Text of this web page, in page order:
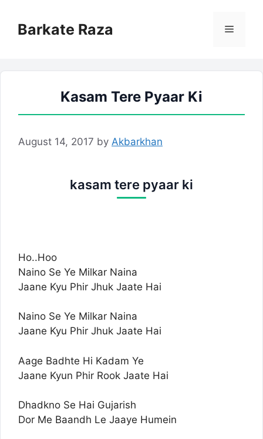
contentBarkate Raza Menu
Kasam Tere Pyaar Ki
August 14, 2017 by Akbarkhan
kasam tere pyaar ki
Ho..Hoo
Naino Se Ye Milkar Naina
Jaane Kyu Phir Jhuk Jaate Hai
Naino Se Ye Milkar Naina
Jaane Kyu Phir Jhuk Jaate Hai
Aage Badhte Hi Kadam Ye
Jaane Kyun Phir Rook Jaate Hai
Dhadkno Se Hai Gujarish
Dor Me Baandh Le Jaaye Humein